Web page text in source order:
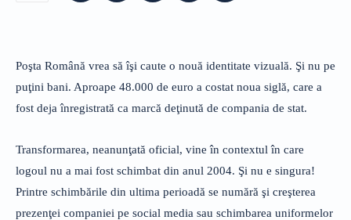
Poşta Română vrea să îşi caute o nouă identitate vizuală. Şi nu pe
puţini bani. Aproape 48.000 de euro a costat noua siglă, care a
fost deja înregistrată ca marcă deţinută de compania de stat.
Transformarea, neanunţată oficial, vine în contextul în care
logoul nu a mai fost schimbat din anul 2004. Şi nu e singura!
Printre schimbările din ultima perioadă se numără şi creşterea
prezenţei companiei pe social media sau schimbarea uniformelor